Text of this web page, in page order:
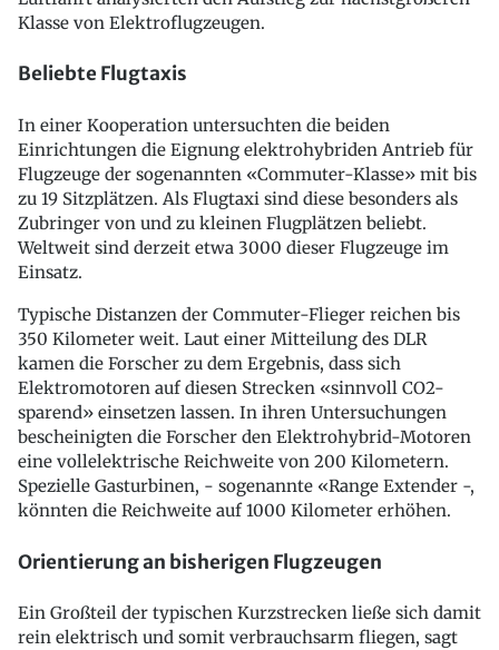
Klasse von Elektroflugzeugen.
Beliebte Flugtaxis
In einer Kooperation untersuchten die beiden
Einrichtungen die Eignung elektrohybriden Antrieb für
Flugzeuge der sogenannten «Commuter-Klasse» mit bis
zu 19 Sitzplätzen. Als Flugtaxi sind diese besonders als
Zubringer von und zu kleinen Flugplätzen beliebt.
Weltweit sind derzeit etwa 3000 dieser Flugzeuge im
Einsatz.
Typische Distanzen der Commuter-Flieger reichen bis
350 Kilometer weit. Laut einer Mitteilung des DLR
kamen die Forscher zu dem Ergebnis, dass sich
Elektromotoren auf diesen Strecken «sinnvoll CO2-
sparend» einsetzen lassen. In ihren Untersuchungen
bescheinigten die Forscher den Elektrohybrid-Motoren
eine vollelektrische Reichweite von 200 Kilometern.
Spezielle Gasturbinen, - sogenannte «Range Extender -,
könnten die Reichweite auf 1000 Kilometer erhöhen.
Orientierung an bisherigen Flugzeugen
Ein Großteil der typischen Kurzstrecken ließe sich damit
rein elektrisch und somit verbrauchsarm fliegen, sagt